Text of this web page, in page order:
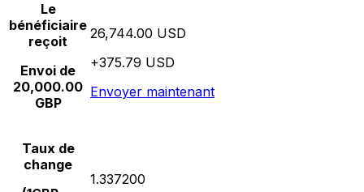
Le
bénéficiaire
reçoit
Envoi de
20,000.00
GBP
26,744.00 USD
+375.79 USD
Envoyer maintenant
Taux de
change
1.337200